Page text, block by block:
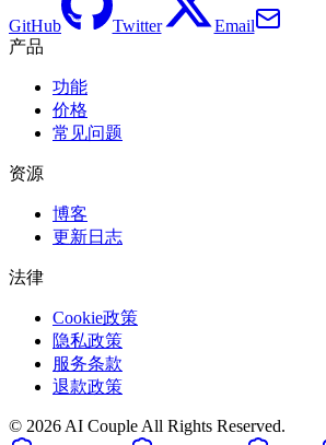
GitHub Twitter
Email
产品
功能
价格
常见问题
资源
博客
更新日志
法律
Cookie政策
隐私政策
服务条款
退款政策
© 2026 AI Couple All Rights Reserved.